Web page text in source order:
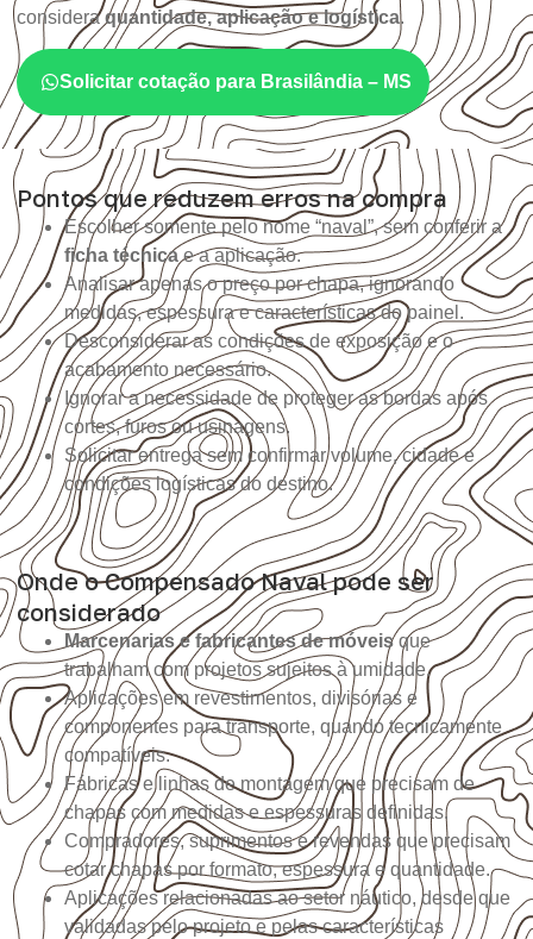
consideraquantidade, aplicação e logística.
Solicitar cotação para Brasilândia – MS
Pontos que reduzem erros na compra
Escolher somente pelo nome “naval”, sem conferir a
ficha técnicae a aplicação.
Analisar apenas o preço por chapa, ignorando
medidas, espessura e características do painel.
Desconsiderar as condições de exposição e o
acabamento necessário.
Ignorar a necessidade de proteger as bordas após
cortes, furos ou usinagens.
Solicitar entrega sem confirmar volume, cidade e
condições logísticas do destino.
Onde o Compensado Naval pode ser
considerado
Marcenarias e fabricantes de móveisque
trabalham com projetos sujeitos à umidade.
Aplicações em revestimentos, divisórias e
componentes para transporte, quando tecnicamente
compatíveis.
Fábricas e linhas de montagem que precisam de
chapas com medidas e espessuras definidas.
Compradores, suprimentos e revendas que precisam
cotar chapas por formato, espessura e quantidade.
Aplicações relacionadas ao setor náutico, desde que
validadas pelo projeto e pelas características